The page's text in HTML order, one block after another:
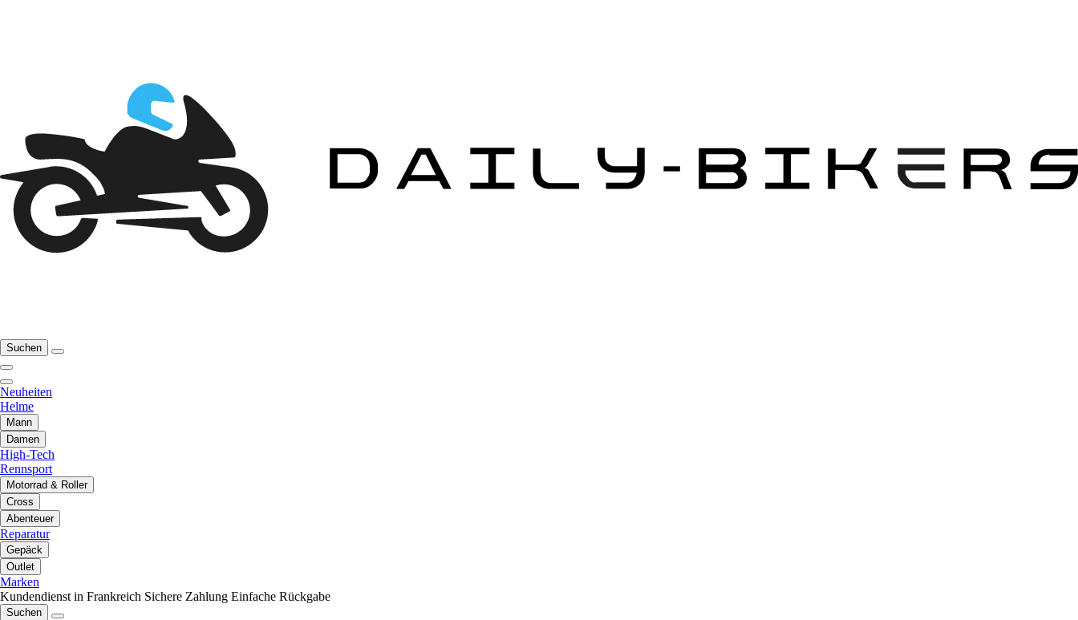
Suchen
Neuheiten
Helme
Mann
Damen
High-Tech
Rennsport
Motorrad & Roller
Cross
Abenteuer
Reparatur
Gepäck
Outlet
Marken
Kundendienst in Frankreich Sichere Zahlung Einfache Rückgabe
Suchen